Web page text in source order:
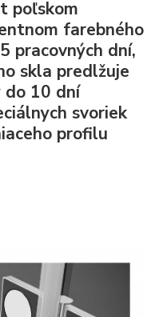
poľskom
farebného
pracovných dní,
skla predlžuje
do 10 dní
svoriek
profilu